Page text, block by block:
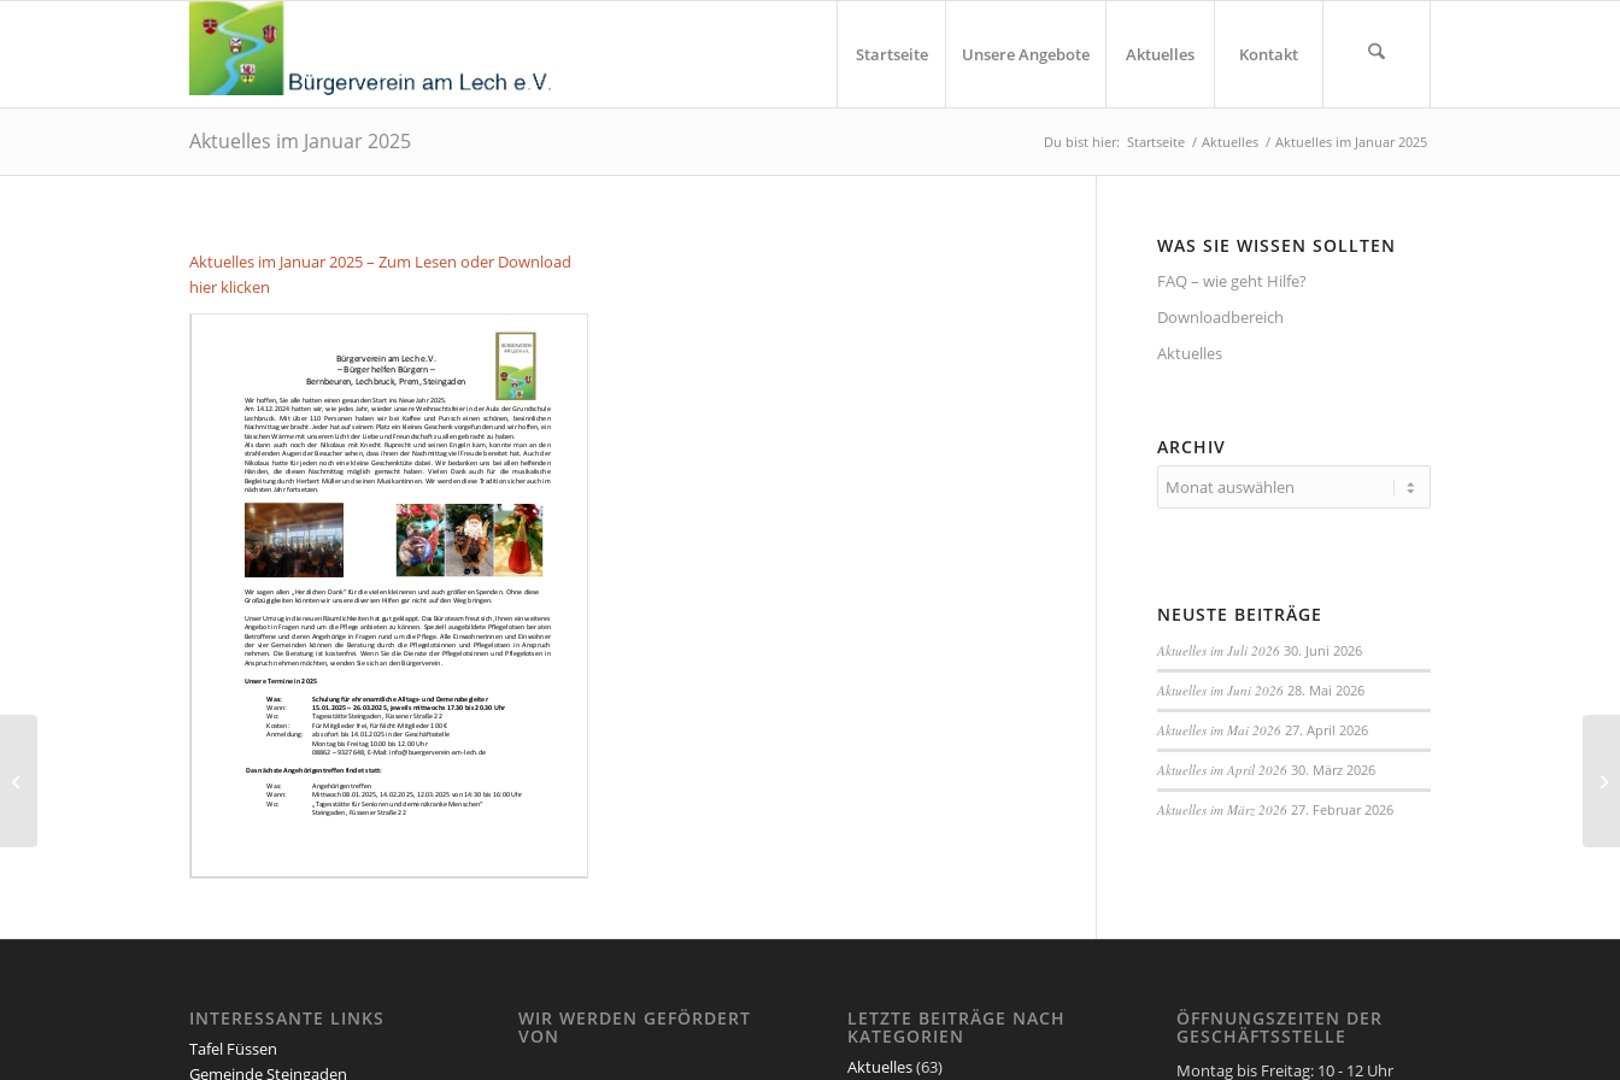
Startseite Unsere Angebote Aktuelles Kontakt
Aktuelles im Januar 2025 Du bist hier: Startseite / Aktuelles / Aktuelles im Januar 2025
Aktuelles im Januar 2025 – Zum Lesen oder Download
hier klicken
WAS SIE WISSEN SOLLTEN
FAQ – wie geht Hilfe?
Downloadbereich
Aktuelles
ARCHIV
NEUSTE BEITRÄGE
Aktuelles im Juli 2026 30. Juni 2026
Aktuelles im Juni 2026 28. Mai 2026
Aktuelles im Mai 2026 27. April 2026
Aktuelles im April 2026 30. März 2026
Aktuelles im März 2026 27. Februar 2026
INTERESSANTE LINKS
Tafel Füssen
Gemeinde Steingaden
WIR WERDEN GEFÖRDERT
VON
LETZTE BEITRÄGE NACH
KATEGORIEN
Aktuelles(63)
ÖFFNUNGSZEITEN DER
GESCHÄFTSSTELLE
Montag bis Freitag: 10 - 12 Uhr